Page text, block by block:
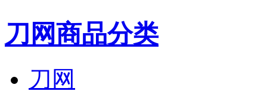
刀网商品分类
刀网